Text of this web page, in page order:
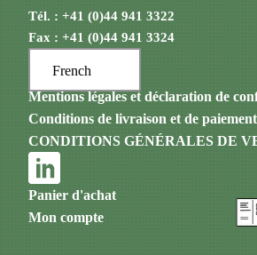
Tél. : +41 (0)44 941 3322
Fax : +41 (0)44 941 3324
French
Mentions légales et déclaration de
Conditions de livraison et de paiement
CONDITIONS GÉNÉRALES DE
Panier d'achat
Mon compte